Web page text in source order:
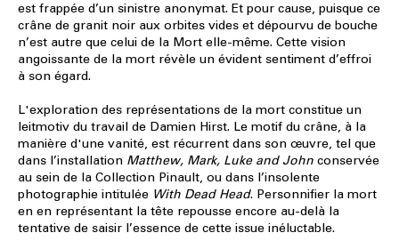
est frappée d’un sinistre anonymat. Et pour cause, puisque ce
crâne de granit noir aux orbites vides et dépourvu de bouche
n’est autre que celui de la Mort elle-même. Cette vision
angoissante de la mort révèle un évident sentiment d’effroi
à son égard.
L'exploration des représentations de la mort constitue un
leitmotiv du travail de Damien Hirst. Le motif du crâne, à la
manière d'une vanité, est récurrent dans son œuvre, tel que
dans l’installation Matthew, Mark, Luke and John conservée
au sein de la Collection Pinault, ou dans l’insolente
photographie intitulée With Dead Head. Personnifier la mort
en en représentant la tête repousse encore au-delà la
tentative de saisir l’essence de cette issue inéluctable.